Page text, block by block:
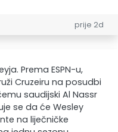
prije 2d
Prema ESPN-u,
Cruzeiru na posudbi
saudijski Al Nassr
se da će Wesley
na liječničke